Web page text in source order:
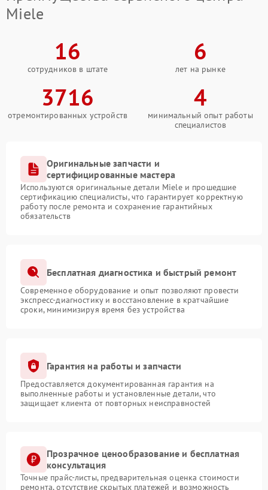
Miele
16
сотрудников в штате
6
лет на рынке
3716
отремонтированных устройств
4
минимальный опыт работы
специалистов
Оригинальные запчасти и
сертифицированные мастера
Используются оригинальные детали Miele и прошедшие
сертификацию специалисты, что гарантирует корректную
работу после ремонта и сохранение гарантийных
обязательств
Бесплатная диагностика и быстрый ремонт
Современное оборудование и опыт позволяют провести
экспресс-диагностику и восстановление в кратчайшие
сроки, минимизируя время без устройства
Гарантия на работы и запчасти
Предоставляется документированная гарантия на
выполненные работы и установленные детали, что
защищает клиента от повторных неисправностей
Прозрачное ценообразование и бесплатная
консультация
Точные прайс-листы, предварительная оценка стоимости
ремонта, отсутствие скрытых платежей и возможность